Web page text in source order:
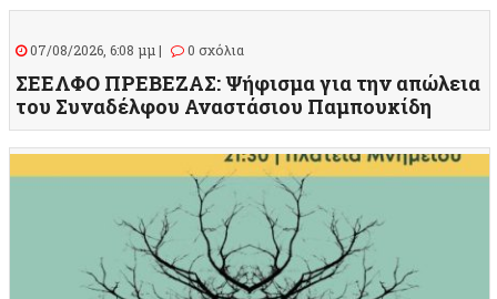
07/08/2026, 6:08 μμ | 0 σχόλια
ΣΕΕΛΦΟ ΠΡΕΒΕΖΑΣ: Ψήφισμα για την απώλεια
του Συναδέλφου Αναστάσιου Παμπουκίδη